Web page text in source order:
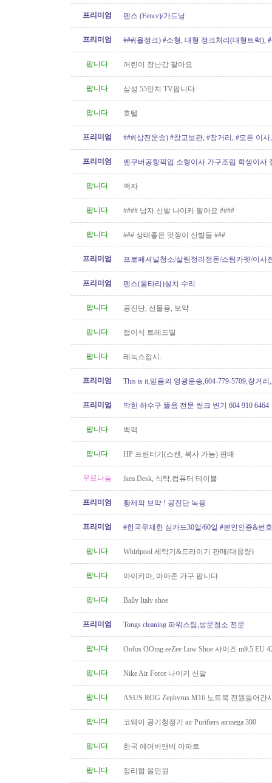
프리미엄 펜스 (Fence)/가드닝
프리미엄
###(올정크) #소형, 대형 정크처리(대형트럭),
팝니다
어린이 장난감 팔아요
팝니다 삼성 55인치 TV팝니다
팝니다 호텔
프리미엄 ###(삼진운송) #창고보관, #장거리, #모든 이사
프리미엄
벤쿠버공항픽업 소형이사 가구조립 학생이사
팝니다
액자
팝니다 #### 남자 신발 나이키 팔아요 ####
팝니다 ### 상태좋은 멋쟁이 신발들 ###
프리미엄
프로페셔널청소/살림정리정돈/스팀카펫/이사
프리미엄
펜스(울타리)설치 수리
팝니다 공진단, 선물용, 보약
팝니다 접이식 트레드밀
팝니다 레녹스접시.
프리미엄 This is it,믿음의 영광운송,604-779-5709,장거리
프리미엄 막힌 하수구 뚫음 전문 씽크 변기 604 910 6464
팝니다 백팩
팝니다 HP 프린터기(스캔, 복사 가능) 판매
무료나눔 ikea Desk, 식탁,컴퓨터 테이블
프리미엄 황제의 보약 ! 공진단 녹용
프리미엄 #한국무제한 심카드30일/60일 #본인인증&번
팝니다 Whirlpool 세탁기&드라이기 판매(대용량)
팝니다 아이키아, 아마존 가구 팝니다
팝니다 Bally Italy shoe
프리미엄 Tongs cleaning 파워스팀,방문청소 전문
팝니다 Oofos OOmg eeZee Low Shoe 사이즈 m9.5 EU
팝니다 Nike Air Force 나이키 신발
팝니다 ASUS ROG Zephyrus M16 노트북 전원들어간
팝니다 코웨이 공기청정기 air Purifiers airmega 300
팝니다 한국 에어비앤비 아파트
팝니다 정리함 올인원